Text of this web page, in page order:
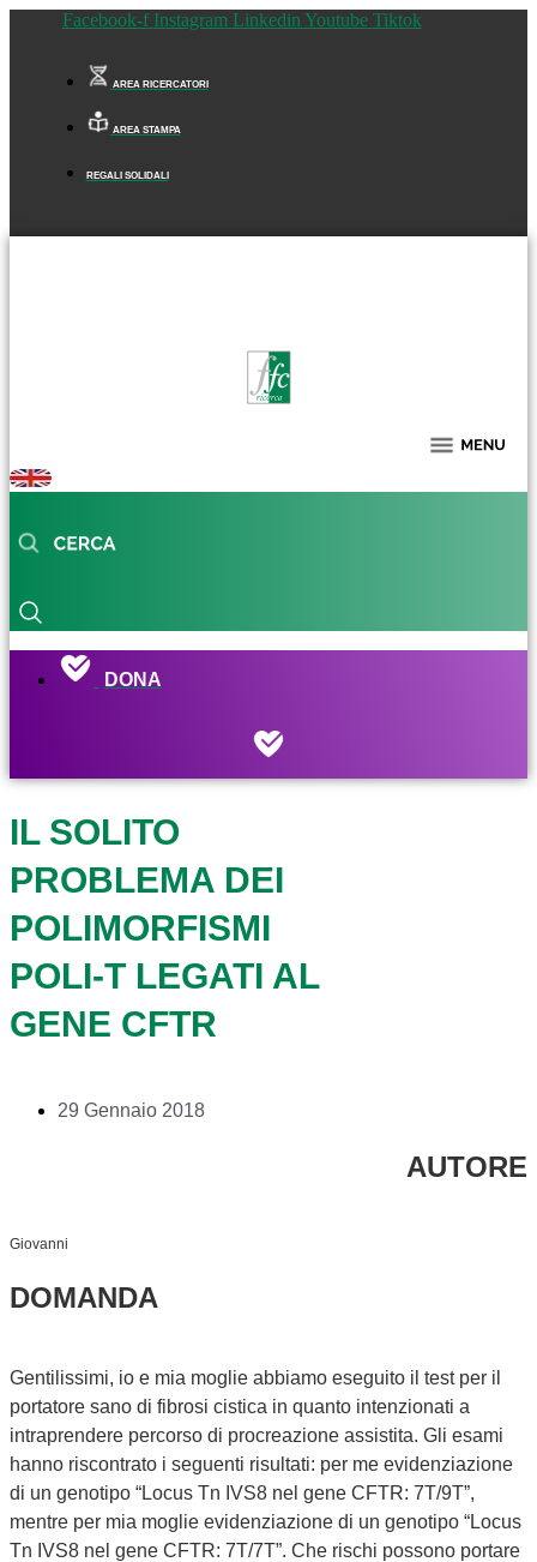
Facebook-f Instagram Linkedin Youtube Tiktok
AREA RICERCATORI
AREA STAMPA
REGALI SOLIDALI
DONA
IL SOLITO
PROBLEMA DEI
POLIMORFISMI
POLI-T LEGATI AL
GENE CFTR
29 Gennaio 2018
AUTORE
Giovanni
DOMANDA
Gentilissimi, io e mia moglie abbiamo eseguito il test per il
portatore sano di fibrosi cistica in quanto intenzionati a
intraprendere percorso di procreazione assistita. Gli esami
hanno riscontrato i seguenti risultati: per me evidenziazione
di un genotipo “Locus Tn IVS8 nel gene CFTR: 7T/9T”,
mentre per mia moglie evidenziazione di un genotipo “Locus
Tn IVS8 nel gene CFTR: 7T/7T”. Che rischi possono portare